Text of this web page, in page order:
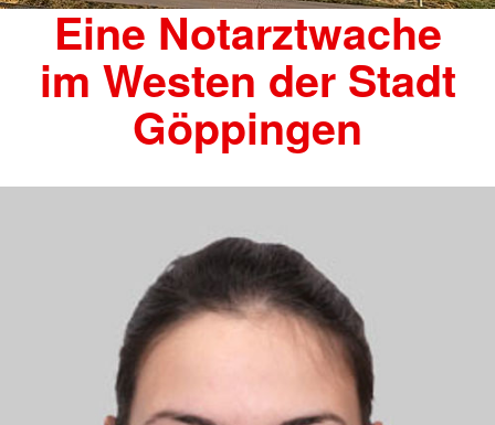
Eine Notarztwache
im Westen der Stadt
Göppingen